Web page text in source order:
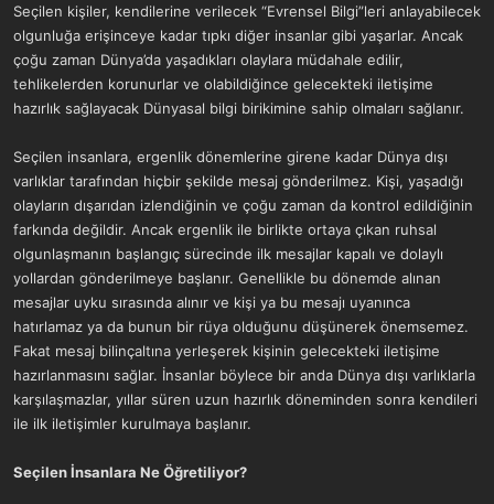
Seçilen kişiler, kendilerine verilecek “Evrensel Bilgi”leri anlayabilecek
olgunluğa erişinceye kadar tıpkı diğer insanlar gibi yaşarlar. Ancak
çoğu zaman Dünya’da yaşadıkları olaylara müdahale edilir,
tehlikelerden korunurlar ve olabildiğince gelecekteki iletişime
hazırlık sağlayacak Dünyasal bilgi birikimine sahip olmaları sağlanır.
Seçilen insanlara, ergenlik dönemlerine girene kadar Dünya dışı
varlıklar tarafından hiçbir şekilde mesaj gönderilmez. Kişi, yaşadığı
olayların dışarıdan izlendiğinin ve çoğu zaman da kontrol edildiğinin
farkında değildir. Ancak ergenlik ile birlikte ortaya çıkan ruhsal
olgunlaşmanın başlangıç sürecinde ilk mesajlar kapalı ve dolaylı
yollardan gönderilmeye başlanır. Genellikle bu dönemde alınan
mesajlar uyku sırasında alınır ve kişi ya bu mesajı uyanınca
hatırlamaz ya da bunun bir rüya olduğunu düşünerek önemsemez.
Fakat mesaj bilinçaltına yerleşerek kişinin gelecekteki iletişime
hazırlanmasını sağlar. İnsanlar böylece bir anda Dünya dışı varlıklarla
karşılaşmazlar, yıllar süren uzun hazırlık döneminden sonra kendileri
ile ilk iletişimler kurulmaya başlanır.
Seçilen İnsanlara Ne Öğretiliyor?